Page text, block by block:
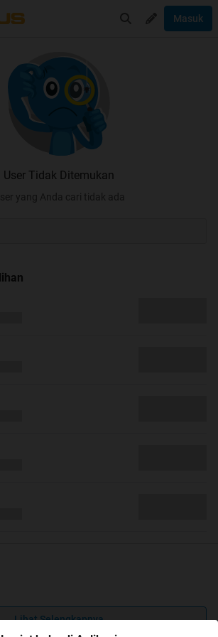
Masuk
User Tidak Ditemukan
yang Anda cari tidak ada
Lihat Selengkapnya